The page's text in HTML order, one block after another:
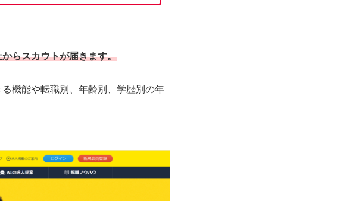
らスカウトが届きます。
機能や転職別、年齢別、学歴別の年